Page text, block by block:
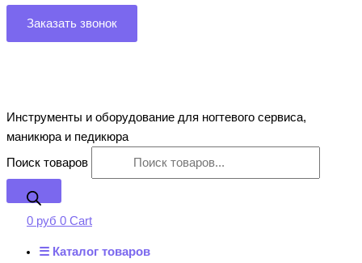
Заказать звонок
Инструменты и оборудование для ногтевого сервиса,
маникюра и педикюра
Поиск товаров
0 руб 0 Cart
☰ Каталог товаров